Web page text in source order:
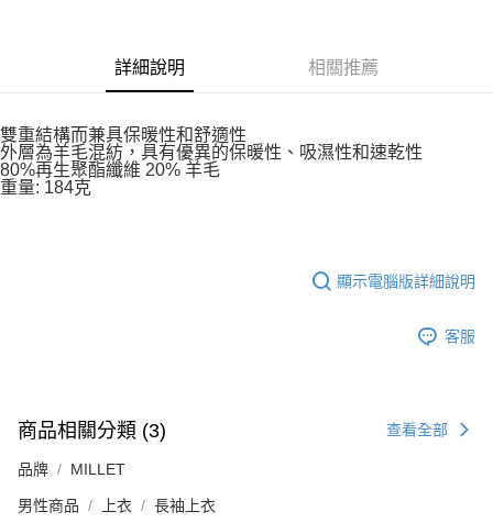
詳細說明 相關推薦
雙重結構而兼具保暖性和舒適性
外層為羊毛混紡，具有優異的保暖性、吸濕性和速乾性
80%再生聚酯纖維 20% 羊毛
重量: 184克
顯示電腦版詳細說明
客服
商品相關分類 (3) 查看全部
品牌 MILLET
男性商品 上衣 長袖上衣